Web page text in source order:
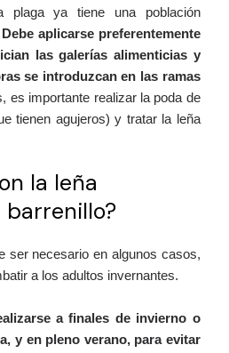
plaga ya tiene una población
Debe aplicarse preferentemente
las galerías alimenticias y
se introduzcan en las ramas
es importante realizar la poda de
tienen agujeros) y tratar la leña
la leña
ser necesario en algunos casos,
a los adultos invernantes.
a finales de invierno o
y en pleno verano, para evitar